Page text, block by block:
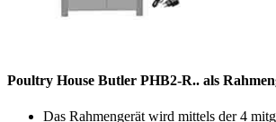
Poultry House Butler PHB2-R.. als
Das Rahmengerät wird mittels der 4